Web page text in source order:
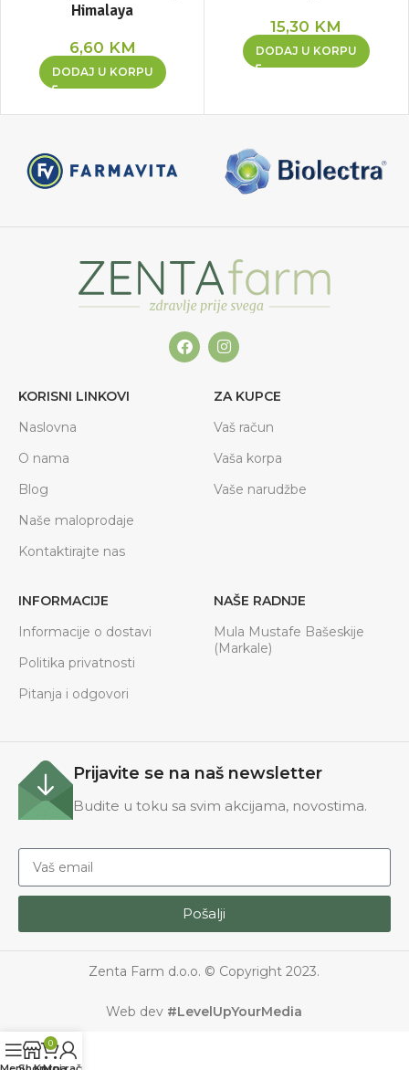
Himalaya
6,60 KM
DODAJ U KORPU
15,30 KM
DODAJ U KORPU
KORISNI LINKOVI
Naslovna
O nama
Blog
Naše maloprodaje
Kontaktirajte nas
ZA KUPCE
Vaš račun
Vaša korpa
Vaše narudžbe
INFORMACIJE
Informacije o dostavi
Politika privatnosti
Pitanja i odgovori
NAŠE RADNJE
Mula Mustafe Bašeskije
(Markale)
Prijavite se na naš newsletter
Budite u toku sa svim akcijama, novostima.
Pošalji
Zenta Farm d.o.o. © Copyright 2023.
Web dev #LevelUpYourMedia
0